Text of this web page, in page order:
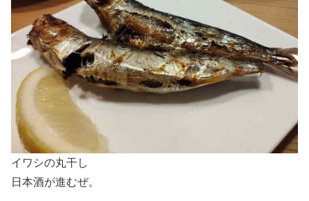
イワシの丸干し
日本酒が進むぜ。